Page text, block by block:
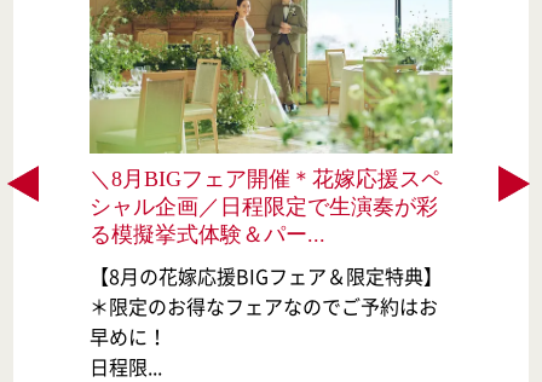
気
＼8月BIGフェア開催＊花嫁応援スペ
シャル企画／日程限定で生演奏が彩
る模擬挙式体験＆パー...
【8月の花嫁応援BIGフェア＆限定特典】
＊限定のお得なフェアなのでご予約はお
早めに！
日程限...